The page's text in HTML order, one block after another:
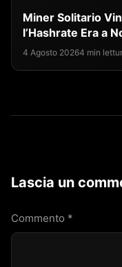
Miner Solitario
l’Hashrate Era a
4 Agosto 20264 min
Lascia un
Commento *